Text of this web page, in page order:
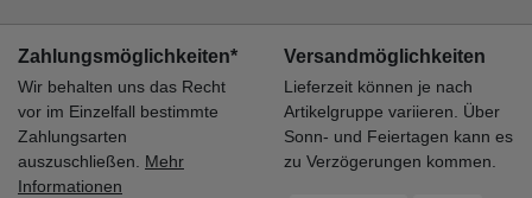
Zahlungsmöglichkeiten*
Wir behalten uns das Recht
vor im Einzelfall bestimmte
Zahlungsarten
auszuschließen. Mehr
Informationen
Versandmöglichkeiten
Lieferzeit können je nach
Artikelgruppe variieren. Über
Sonn- und Feiertagen kann es
zu Verzögerungen kommen.